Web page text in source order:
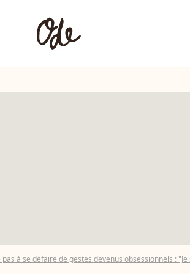
à se défaire de gestes devenus obsessionnels :